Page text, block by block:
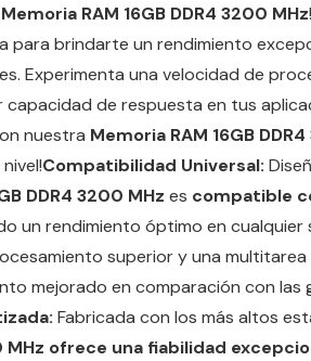
Memoria RAM 16GB DDR4 3200 MHz
para brindarte un rendimiento
Experimenta una velocidad de
capacidad de respuesta en tus
nuestra Memoria RAM 16GB
Compatibilidad Universal:
DDR4 3200 MHz es compatible
un rendimiento óptimo en cualquier
superior y una multitarea
mejorado en comparación con las
Fabricada con los más altos
MHz ofrece una fiabilidad